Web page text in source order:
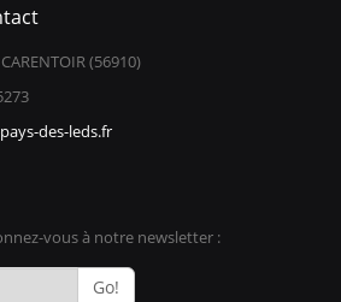
(56910)
des-leds.fr
vous à notre newsletter :
Go!